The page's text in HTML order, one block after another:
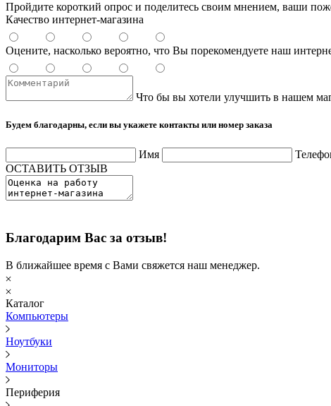
Пройдите короткий опрос и поделитесь своим мнением, ваши
Качество интернет-магазина
Оцените, насколько вероятно, что Вы порекомендуете наш
Что бы вы хотели улучшить в нашем
Будем благодарны, если вы укажете контакты или номер заказа
Имя
ОСТАВИТЬ ОТЗЫВ
Благодарим Вас за отзыв!
В ближайшее время с Вами свяжется наш менеджер.
Каталог
Компьютеры
Ноутбуки
Мониторы
Периферия